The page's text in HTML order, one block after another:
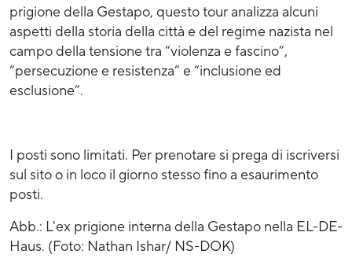
prigione della Gestapo, questo tour analizza alcuni
aspetti della storia della città e del regime nazista nel
campo della tensione tra “violenza e fascino”,
“persecuzione e resistenza” e “inclusione ed
esclusione”.
I posti sono limitati. Per prenotare si prega di iscriversi
sul sito o in loco il giorno stesso fino a esaurimento
posti.
Abb.: L'ex prigione interna della Gestapo nella EL-DE-
Haus. (Foto: Nathan Ishar/ NS-DOK)